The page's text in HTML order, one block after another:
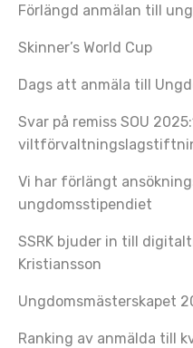
Förlängd anmälan till
Skinner’s World Cup
Dags att anmäla till
Svar på remiss SOU
Vi har förlängt
ungdomsstipendiet
SSRK bjuder in till
Kristiansson
Ungdomsmästerskapet
Ranking av anmälda till